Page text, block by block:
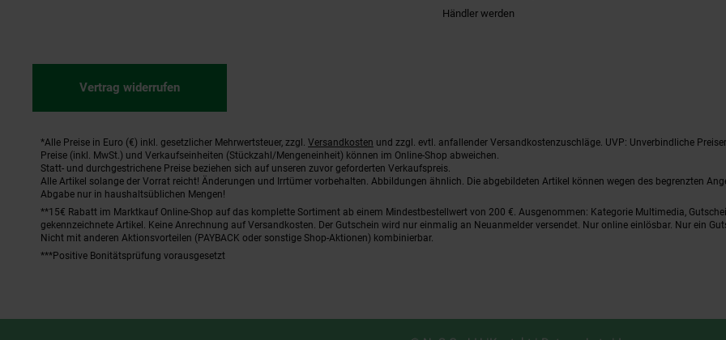
Händler werden
Vertrag widerrufen
Fußnoten
*Alle Preise in Euro (€) inkl. gesetzlicher Mehrwertsteuer, zzgl. Versandkosten und zzgl. evtl. anfallender Versandkostenzuschläge. UVP: Unverbindliche
Preise (inkl. MwSt.) und Verkaufseinheiten (Stückzahl/Mengeneinheit) können im Online-Shop abweichen.
Statt- und durchgestrichene Preise beziehen sich auf unseren zuvor geforderten Verkaufspreis.
Alle Artikel solange der Vorrat reicht! Änderungen und Irrtümer vorbehalten. Abbildungen ähnlich. Die abgebildeten Artikel können wegen des begrenzten
Abgabe nur in haushaltsüblichen Mengen!
**15€ Rabatt im Marktkauf Online-Shop auf das komplette Sortiment ab einem Mindestbestellwert von 200 €. Ausgenommen: Kategorie Multimedia,
gekennzeichnete Artikel. Keine Anrechnung auf Versandkosten. Der Gutschein wird nur einmalig an Neuanmelder versendet. Nur online einlösbar. Nur ein
Nicht mit anderen Aktionsvorteilen (PAYBACK oder sonstige Shop-Aktionen) kombinierbar.
***Positive Bonitätsprüfung vorausgesetzt
© NeS GmbH |Kontakt|Datenschutz|Impressum